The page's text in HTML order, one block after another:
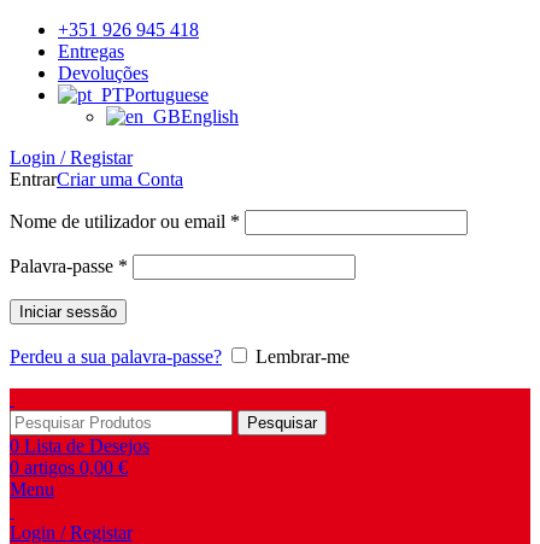
+351 926 945 418
Entregas
Devoluções
Portuguese
English
Login / Registar
EntrarCriar uma Conta
Nome de utilizador ou email *
Palavra-passe *
Iniciar sessão
Perdeu a sua palavra-passe? Lembrar-me
Pesquisar
0 Lista de Desejos
0 artigos 0,00 €
Menu
Login / Registar